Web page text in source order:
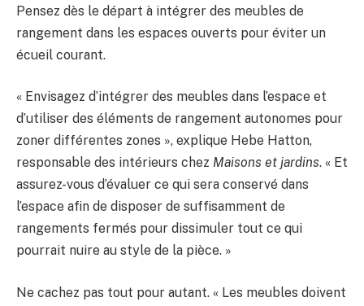
Pensez dès le départ à intégrer des meubles de
rangement dans les espaces ouverts pour éviter un
écueil courant.
« Envisagez d’intégrer des meubles dans l’espace et
d’utiliser des éléments de rangement autonomes pour
zoner différentes zones », explique Hebe Hatton,
responsable des intérieurs chez Maisons et jardins. « Et
assurez-vous d’évaluer ce qui sera conservé dans
l’espace afin de disposer de suffisamment de
rangements fermés pour dissimuler tout ce qui
pourrait nuire au style de la pièce. »
Ne cachez pas tout pour autant. « Les meubles doivent